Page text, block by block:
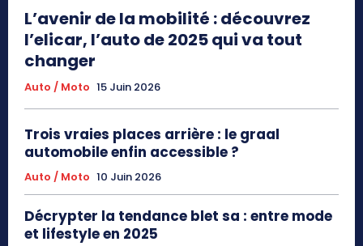
L’avenir de la mobilité : découvrez
l’elicar, l’auto de 2025 qui va tout
changer
Auto / Moto 15 Juin 2026
Trois vraies places arrière : le graal
automobile enfin accessible ?
Auto / Moto 10 Juin 2026
Décrypter la tendance blet sa : entre mode
et lifestyle en 2025